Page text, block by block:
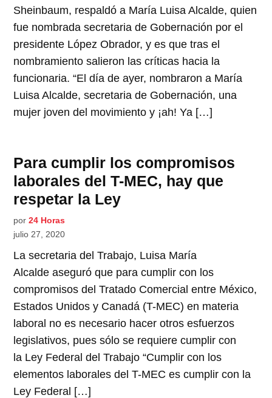
Sheinbaum, respaldó a María Luisa Alcalde, quien
fue nombrada secretaria de Gobernación por el
presidente López Obrador, y es que tras el
nombramiento salieron las críticas hacia la
funcionaria. “El día de ayer, nombraron a María
Luisa Alcalde, secretaria de Gobernación, una
mujer joven del movimiento y ¡ah! Ya […]
Para cumplir los compromisos
laborales del T-MEC, hay que
respetar la Ley
por 24 Horas
julio 27, 2020
La secretaria del Trabajo, Luisa María
Alcalde aseguró que para cumplir con los
compromisos del Tratado Comercial entre México,
Estados Unidos y Canadá (T-MEC) en materia
laboral no es necesario hacer otros esfuerzos
legislativos, pues sólo se requiere cumplir con
la Ley Federal del Trabajo “Cumplir con los
elementos laborales del T-MEC es cumplir con la
Ley Federal […]